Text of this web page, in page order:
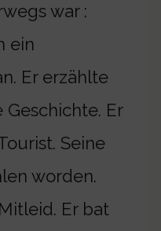
war :
ein
Er erzählte
Er
Seine
worden.
Er bat